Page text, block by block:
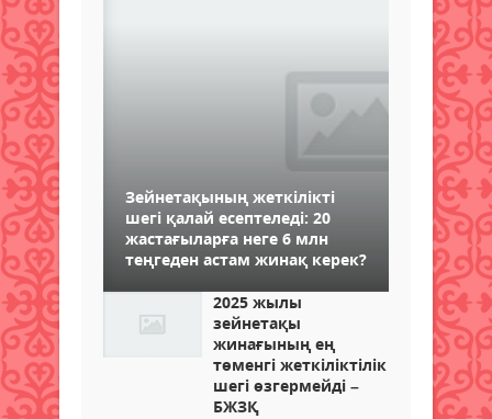
Зейнетақының жеткілікті
шегі қалай есептеледі: 20
жастағыларға неге 6 млн
теңгеден астам жинақ керек?
2025 жылы
зейнетақы
жинағының ең
төменгі жеткіліктілік
шегі өзгермейді –
БЖЗҚ